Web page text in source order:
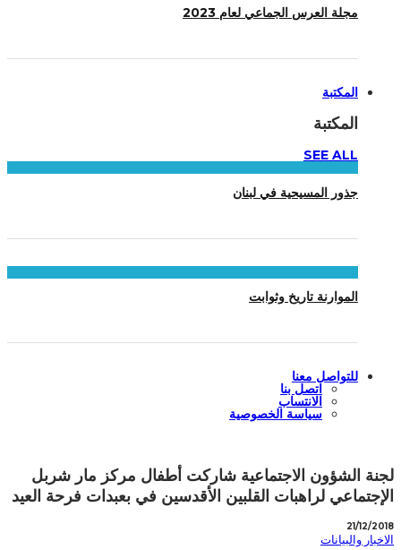
مجلة العرس الجماعي لعام 2023
المكتبة
المكتبة
SEE ALL
جذور المسيحية في لبنان
الموارنة تاريخ وثوابت
للتواصل معنا
اتصل بنا
الانتساب
سياسة الخصوصية
لجنة الشؤون الاجتماعية شاركت أطفال مركز مار شربل
الإجتماعي لراهبات القلبين الأقدسين في بعبدات فرحة العيد
21/12/2018
الاخبار والبيانات